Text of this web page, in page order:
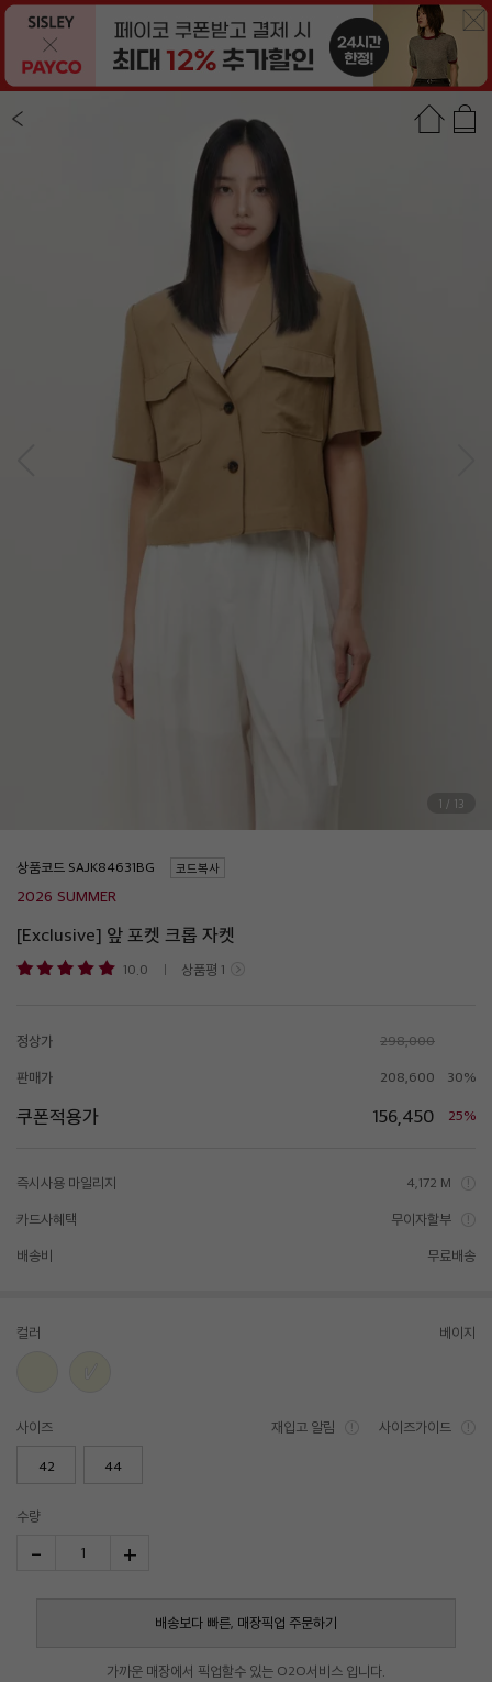
상품정보 상품평(1) 추천상품
1 / 13
상품코드 코드복사
2026 SUMMER
[Exclusive] 앞 포켓 크롭 자켓
10.0 상품평 1
정상가 298,000
판매가 208,600 30%
쿠폰적용가 156,450 25%
즉시사용 마일리지 4,172 M
카드사혜택 무이자할부
배송비 무료배송
컬러 베이지
사이즈 재입고 알림 사이즈가이드
42 44
수량
- 1 +
배송보다 빠른, 매장픽업 주문하기
가까운 매장에서 픽업할수 있는 O2O서비스 입니다.